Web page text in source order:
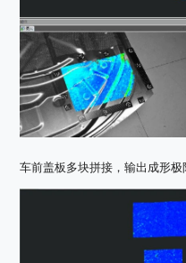
车前盖板多块拼接，输出成形极